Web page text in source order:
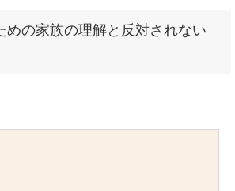
めの家族の理解と反対されない